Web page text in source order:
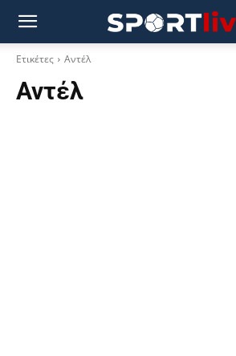
Ετικέτες Αντέλ
Αντέλ